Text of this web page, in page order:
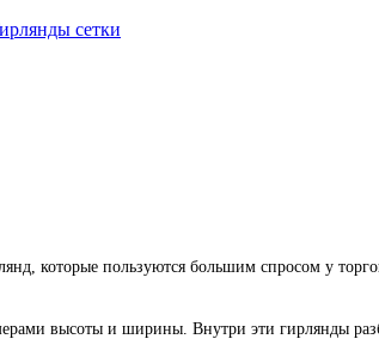
сетки
которые пользуются большим спросом у
высоты и ширины. Внутри эти гирлянды